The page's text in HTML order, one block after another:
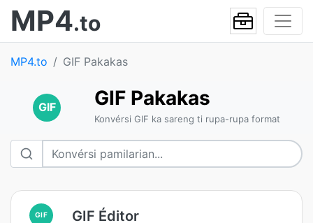
MP4.to
MP4.to GIF Pakakas
GIF GIF Pakakas
Konvérsi GIF ka sareng ti rupa-rupa format
GIF GIF Éditor